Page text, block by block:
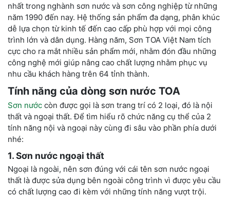
nhất trong nghành sơn nước và sơn công nghiệp từ những
năm 1990 đến nay. Hệ thống sản phẩm đa dạng, phân khúc
dễ lựa chọn từ kinh tế đến cao cấp phù hợp với mọi công
trình lớn và dân dụng. Hàng năm, Sơn TOA Việt Nam tích
cực cho ra mắt nhiều sản phẩm mới, nhằm đón đầu những
công nghệ mới giúp nâng cao chất lượng nhằm phục vụ
nhu cầu khách hàng trên 64 tỉnh thành.
Tính năng của dòng sơn nước TOA
Sơn nước còn được gọi là sơn trang trí có 2 loại, đó là nội
thất và ngoại thất. Để tìm hiểu rõ chức năng cụ thể của 2
tính năng nội và ngoại này cùng đi sâu vào phần phía dưới
nhé:
1. Sơn nước ngoại thất
Ngoại là ngoài, nên sơn đúng với cái tên sơn nước ngoại
thất là được sửa dụng bên ngoài công trình vì được yêu cầu
có chất lượng cao đi kèm với những tính năng vượt trội.